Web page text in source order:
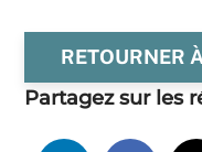
RETOURNER
Partagez sur les